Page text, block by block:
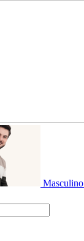
Masculino